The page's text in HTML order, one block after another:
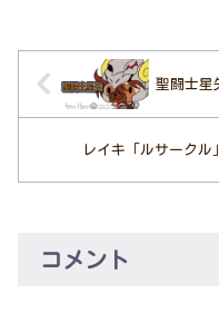
聖闘士
レイキ「ルサークル
コメント